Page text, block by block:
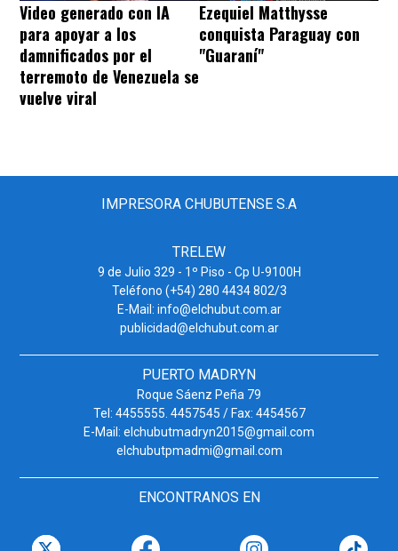
Video generado con IA
para apoyar a los
damnificados por el
terremoto de Venezuela se
vuelve viral
Ezequiel Matthysse
conquista Paraguay con
"Guaraní"
IMPRESORA CHUBUTENSE S.A
TRELEW
9 de Julio 329 - 1º Piso - Cp U-9100H
Teléfono (+54) 280 4434 802/3
E-Mail: info@elchubut.com.ar
publicidad@elchubut.com.ar
PUERTO MADRYN
Roque Sáenz Peña 79
Tel: 4455555. 4457545 / Fax: 4454567
E-Mail: elchubutmadryn2015@gmail.com
elchubutpmadmi@gmail.com
ENCONTRANOS EN